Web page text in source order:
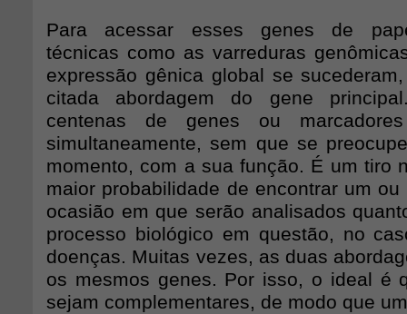
Para acessar esses genes de
técnicas como as varreduras
expressão gênica global se
citada abordagem do gene
centenas de genes ou
simultaneamente, sem que se
momento, com a sua função. É um tiro
maior probabilidade de encontrar um
ocasião em que serão analisados
processo biológico em questão, no
doenças. Muitas vezes, as duas
os mesmos genes. Por isso, o ideal é
sejam complementares, de modo que